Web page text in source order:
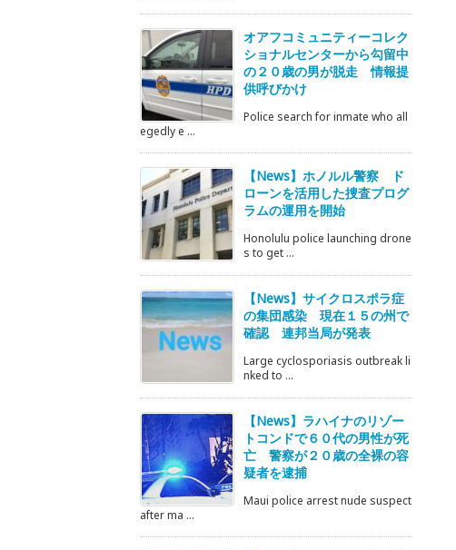
オアフコミュニティーコレク
ショナルセンターから勾留中
の２０歳の男が脱走 情報提
供呼びかけ
Police search for inmate who all
egedly e ...
【News】ホノルル警察 ド
ローンを活用した捜査プログ
ラムの運用を開始
Honolulu police launching drone
s to get ...
【News】サイクロスポラ症
の集団感染 現在１５の州で
確認 連邦当局が発表
Large cyclosporiasis outbreak li
nked to ...
【News】ラハイナのリゾー
トコンドで６０代の男性が死
亡 警察が２０歳の全裸の容
疑者を逮捕
Maui police arrest nude suspect
after ma ...